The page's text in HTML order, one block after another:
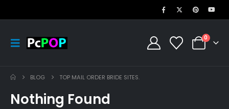
0
BLOG TOP MAIL ORDER BRIDE SITES.
Nothing Found